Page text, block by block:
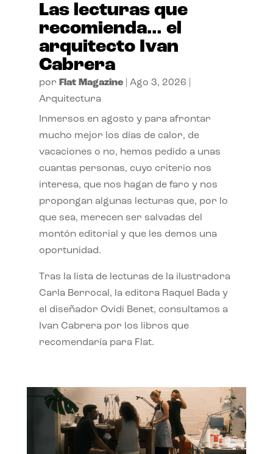
Las lecturas que
recomienda… el
arquitecto Ivan
Cabrera
por Flat Magazine| Ago 3, 2026
Arquitectura
Inmersos en agosto y para afrontar
mucho mejor los días de calor, de
vacaciones o no, hemos pedido a unas
cuantas personas, cuyo criterio nos
interesa, que nos hagan de faro y nos
propongan algunas lecturas que, por lo
que sea, merecen ser salvadas del
montón editorial y que les demos una
oportunidad.
Tras la lista de lecturas de la ilustradora
Carla Berrocal, la editora Raquel Bada y
el diseñador Ovidi Benet, consultamos a
Ivan Cabrera por los libros que
recomendaría para Flat.